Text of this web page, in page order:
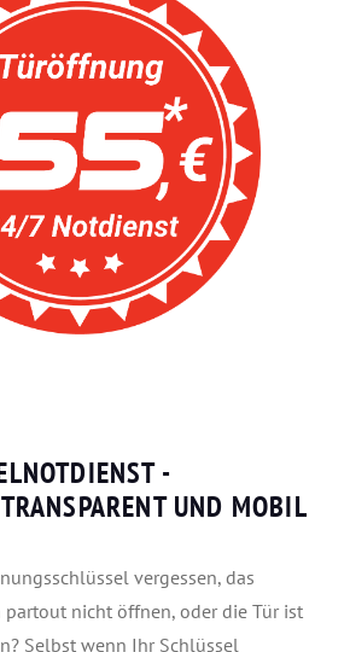
-
UND MOBIL
vergessen, das
partout nicht öffnen, oder die Tür ist
Selbst wenn Ihr Schlüssel